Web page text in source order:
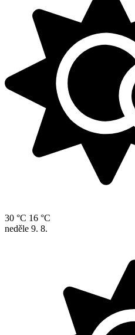
30 °C 16 °C
neděle 9. 8.